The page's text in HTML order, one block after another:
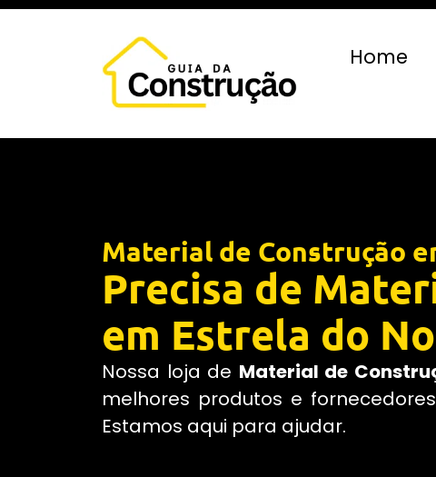
Home
Material de Construção
Precisa de
em Estrela do
Nossa loja de Material de
melhores produtos e
Estamos aqui para ajudar.